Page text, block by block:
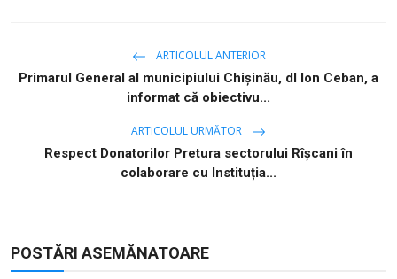
ARTICOLUL ANTERIOR
Primarul General al municipiului Chișinău, dl Ion Ceban, a
informat că obiectivu...
ARTICOLUL URMĂTOR
Respect Donatorilor Pretura sectorului Rîșcani în
colaborare cu Instituția...
POSTĂRI ASEMĂNATOARE